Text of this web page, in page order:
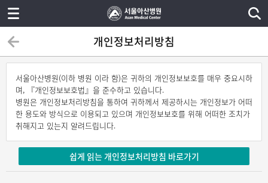
개인정보처리방침
서울아산병원(이하 병원 이라 함)은 귀하의 개인정보보호를 매우 중요시하
며, 『개인정보보호법』을 준수하고 있습니다.
병원은 개인정보처리방침을 통하여 귀하께서 제공하시는 개인정보가 어떠
한 용도와 방식으로 이용되고 있으며 개인정보보호를 위해 어떠한 조치가
취해지고 있는지 알려드립니다.
쉽게 읽는 개인정보처리방침 바로가기